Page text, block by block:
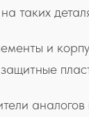
таких
и